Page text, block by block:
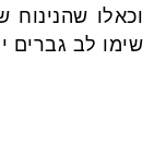
וכאלו שהנינוח
שימו לב גברים